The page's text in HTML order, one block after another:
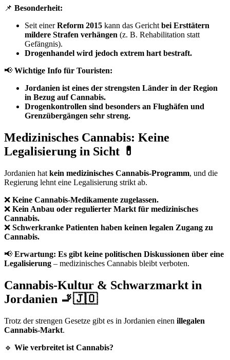
📌 Besonderheit:
Seit einerReform 2015 kann das Gerichtbei Ersttätern
mildere Strafen verhängen (z. B. Rehabilitation statt
Gefängnis).
Drogenhandel wird jedoch extrem hart bestraft.
📢 Wichtige Info für Touristen:
Jordanien ist eines der strengsten Länder in der Region
in Bezug auf Cannabis.
Drogenkontrollen sind besonders an Flughäfen und
Grenzübergängen sehr streng.
Medizinisches Cannabis: Keine
Legalisierung in Sicht 💊
Jordanien hat kein medizinisches Cannabis-Programm, und die
Regierung lehnt eine Legalisierung strikt ab.
❌ Keine Cannabis-Medikamente zugelassen.
❌ Kein Anbau oder regulierter Markt für medizinisches
Cannabis.
❌ Schwerkranke Patienten haben keinen legalen Zugang zu
Cannabis.
📢 Erwartung: Es gibt keine politischen Diskussionen über eine
Legalisierung – medizinisches Cannabis bleibt verboten.
Cannabis-Kultur & Schwarzmarkt in
Jordanien 🚬🇯🇴
Trotz der strengen Gesetze gibt es in Jordanien einen illegalen
Cannabis-Markt.
🔹 Wie verbreitet ist Cannabis?